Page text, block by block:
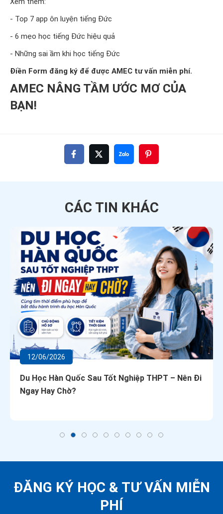
- Top 7 app ôn luyện tiếng Đức
- 6 mẹo học tiếng Đức hiệu quả
- Những sai ầm khi học tiếng Đức
Điền Form đăng ký để được AMEC tư vấn miễn phí.
AMEC NÂNG TẦM ƯỚC MƠ CỦA
BẠN!
CÁC TIN KHÁC
12/06/2026
Du Học Hàn Quốc Sau Tốt Nghiệp THPT – Nên Đi
Ngay Hay Chờ?
ĐĂNG KÝ HỌC & TƯ VẤN MIỄN
PHÍ